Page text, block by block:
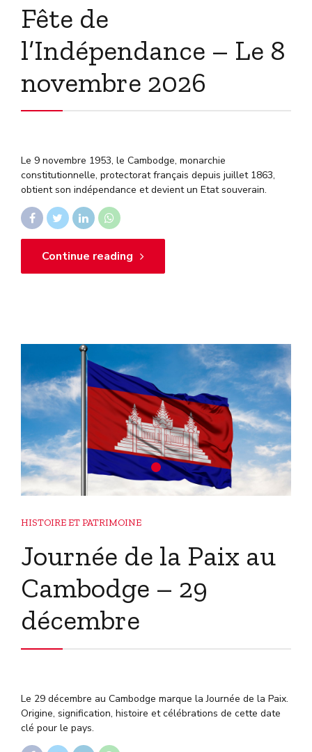
Fête de
l’Indépendance – Le 8
novembre 2026
Le 9 novembre 1953, le Cambodge, monarchie
constitutionnelle, protectorat français depuis juillet 1863,
obtient son indépendance et devient un Etat souverain.
Continue reading
HISTOIRE ET PATRIMOINE
Journée de la Paix au
Cambodge – 29
décembre
Le 29 décembre au Cambodge marque la Journée de la Paix.
Origine, signification, histoire et célébrations de cette date
clé pour le pays.